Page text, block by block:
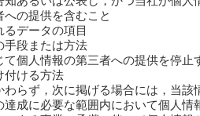
の提供を含むこと
データの項目
手段または方法
個人情報の第三者への提供を停止
付ける方法
らず，次に掲げる場合には，当該
達成に必要な範囲内において個人